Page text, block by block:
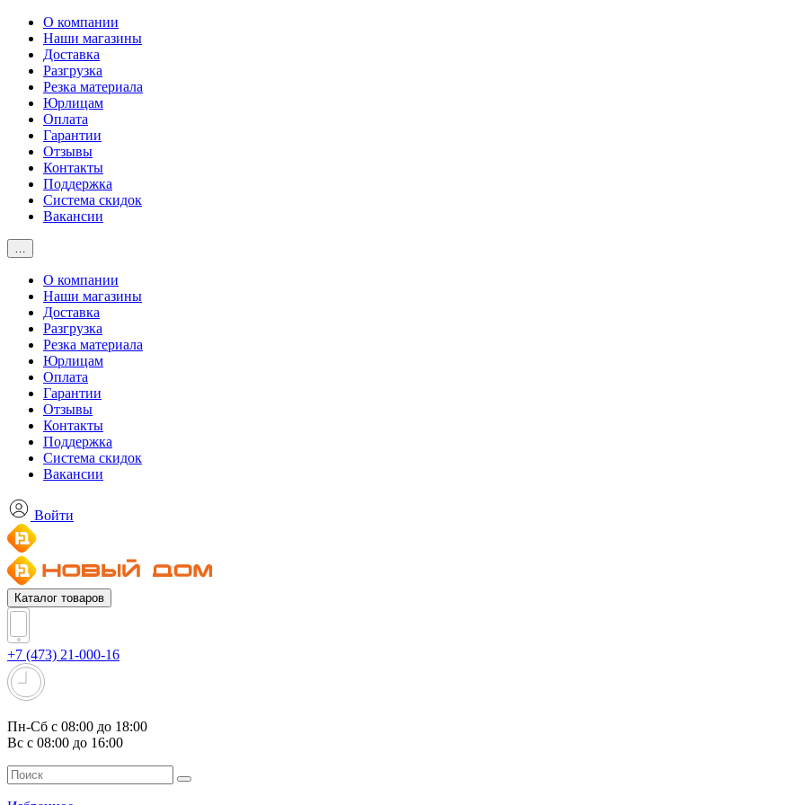
О компании
Наши магазины
Доставка
Разгрузка
Резка материала
Юрлицам
Оплата
Гарантии
Отзывы
Контакты
Поддержка
Система скидок
Вакансии
…
О компании
Наши магазины
Доставка
Разгрузка
Резка материала
Юрлицам
Оплата
Гарантии
Отзывы
Контакты
Поддержка
Система скидок
Вакансии
Войти
Каталог товаров
+7 (473) 21-000-16
Пн-Сб с 08:00 до 18:00
Вс с 08:00 до 16:00